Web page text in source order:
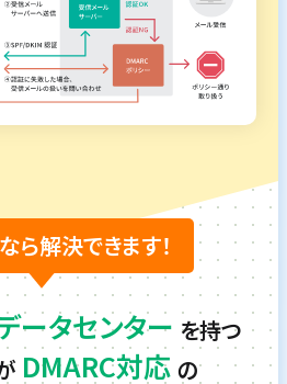
ら解決できます！
ータセンター を持つ
DMARC対応 の